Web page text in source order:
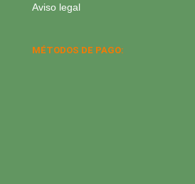
Aviso legal
MÉTODOS DE PAGO: